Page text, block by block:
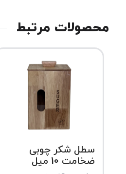
محصولات مرتبط
سطل شکر چوبی
ضخامت 10 میل